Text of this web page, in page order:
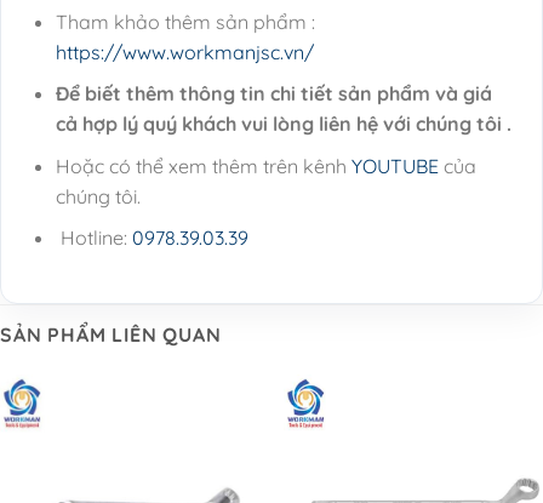
Tham khảo thêm sản phẩm :
https://www.workmanjsc.vn/
Để biết thêm thông tin chi tiết sản phẩm và giá
cả hợp lý quý khách vui lòng liên hệ với chúng tôi .
Hoặc có thể xem thêm trên kênh YOUTUBEcủa
chúng tôi.
Hotline: 0978.39.03.39
SẢN PHẨM LIÊN QUAN